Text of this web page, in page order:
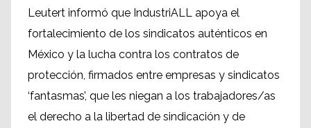
Leutert informó que IndustriALL apoya el
fortalecimiento de los sindicatos auténticos en
México y la lucha contra los contratos de
protección, firmados entre empresas y sindicatos
‘fantasmas’, que les niegan a los trabajadores/as
el derecho a la libertad de sindicación y de